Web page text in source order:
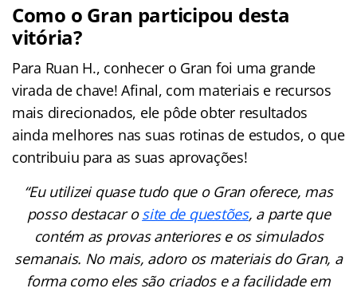
Como o Gran participou desta
vitória?
Para Ruan H., conhecer o Gran foi uma grande
virada de chave! Afinal, com materiais e recursos
mais direcionados, ele pôde obter resultados
ainda melhores nas suas rotinas de estudos, o que
contribuiu para as suas aprovações!
“Eu utilizei quase tudo que o Gran oferece, mas
posso destacar osite de questões, a parte que
contém as provas anteriores e os simulados
semanais. No mais, adoro os materiais do Gran, a
forma como eles são criados e a facilidade em